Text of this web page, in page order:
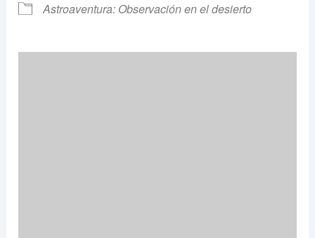
Astroaventura: Observación en el desierto